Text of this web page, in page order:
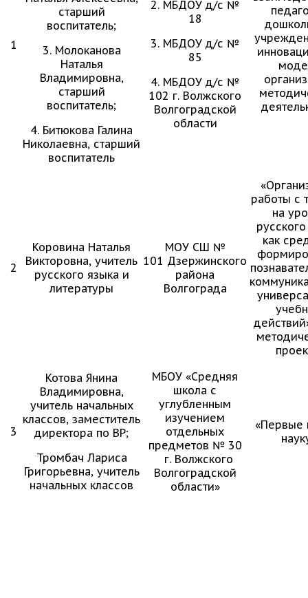
1
старший
воспитатель;
3. Молоканова
Наталья
Владимировна,
старший
воспитатель;
4. Битюкова Галина
Николаевна, старший
воспитатель
2. МБДОУ д/с №
18
3. МБДОУ д/с №
85
4. МБДОУ д/с №
102 г. Волжского
Волгоградской
области
2
Коровина Наталья
Викторовна, учитель
русского языка и
литературы
МОУ СШ №
101 Дзержинского
района
Волгограда
работы с
на
как
3
Котова Янина
Владимировна,
учитель начальных
классов, заместитель
директора по ВР;
Тромбач Лариса
Григорьевна, учитель
начальных классов
МБОУ «Средняя
школа с
углубленным
изучением
отдельных
предметов № 30
г. Волжского
Волгоградской
области»
«Первые